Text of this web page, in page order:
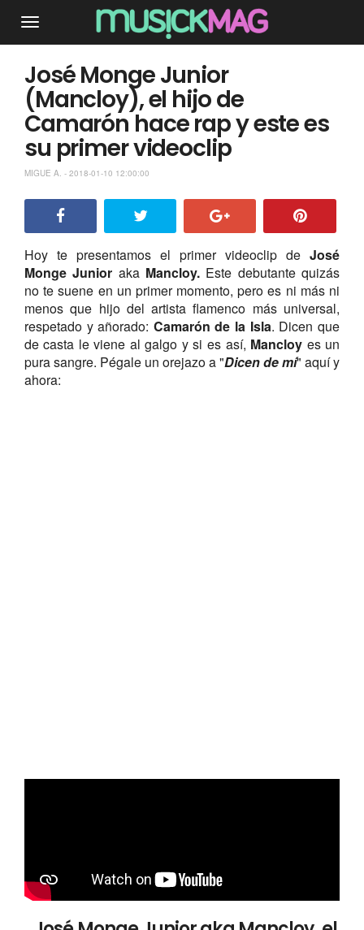
José Monge Junior
(Mancloy), el hijo de
Camarón hace rap y este es
su primer videoclip
MIGUE A. - 2018-01-10 12:00:00
Hoy te presentamos el primer videoclip deJosé
Monge Junior aka Mancloy. Este debutante quizás
no te suene en un primer momento, pero es ni más ni
menos que hijo del artista flamenco más universal,
respetado y añorado: Camarón de la Isla. Dicen que
de casta le viene al galgo y si es así, Mancloy es un
pura sangre. Pégale un orejazo a "Dicen de mí" aquí y
ahora: